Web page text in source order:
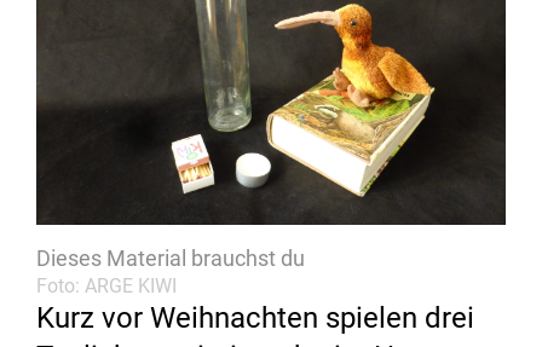
Dieses Material brauchst du
Foto: ARGE KIWI
Kurz vor Weihnachten spielen drei